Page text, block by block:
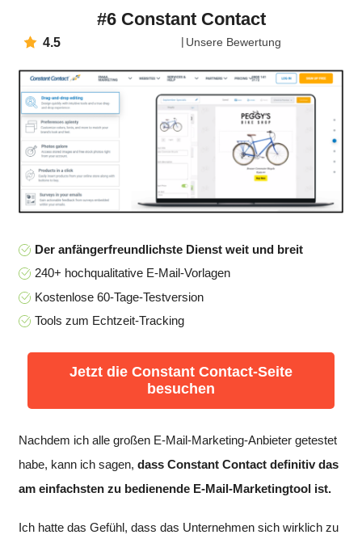
#6 Constant Contact
4.5 Unsere Bewertung
Der anfängerfreundlichste Dienst weit und breit
240+ hochqualitative E-Mail-Vorlagen
Kostenlose 60-Tage-Testversion
Tools zum Echtzeit-Tracking
Jetzt die Constant Contact-Seite
besuchen
Nachdem ich alle großen E-Mail-Marketing-Anbieter getestet
habe, kann ich sagen, dass Constant Contact definitiv das
am einfachsten zu bedienende E-Mail-Marketingtool ist.
Ich hatte das Gefühl, dass das Unternehmen sich wirklich zu